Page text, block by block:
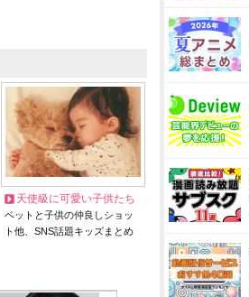
天使級に可愛い子供たち
ペットと子供の仲良しショッ
ト他、SNS話題キッズまとめ